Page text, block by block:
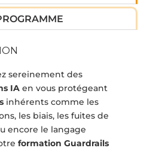
sereinement des
IAen vous protégeant
inhérents comme les
les biais, les fuites de
encore le langage
formation Guardrails